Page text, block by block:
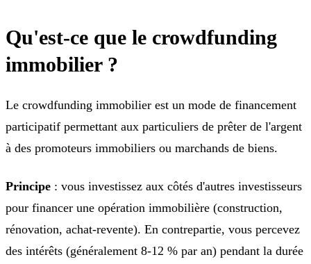
Qu'est-ce que le crowdfunding
immobilier ?
Le crowdfunding immobilier est un mode de financement
participatif permettant aux particuliers de prêter de l'argent
à des promoteurs immobiliers ou marchands de biens.
Principe : vous investissez aux côtés d'autres investisseurs
pour financer une opération immobilière (construction,
rénovation, achat-revente). En contrepartie, vous percevez
des intérêts (généralement 8-12 % par an) pendant la durée